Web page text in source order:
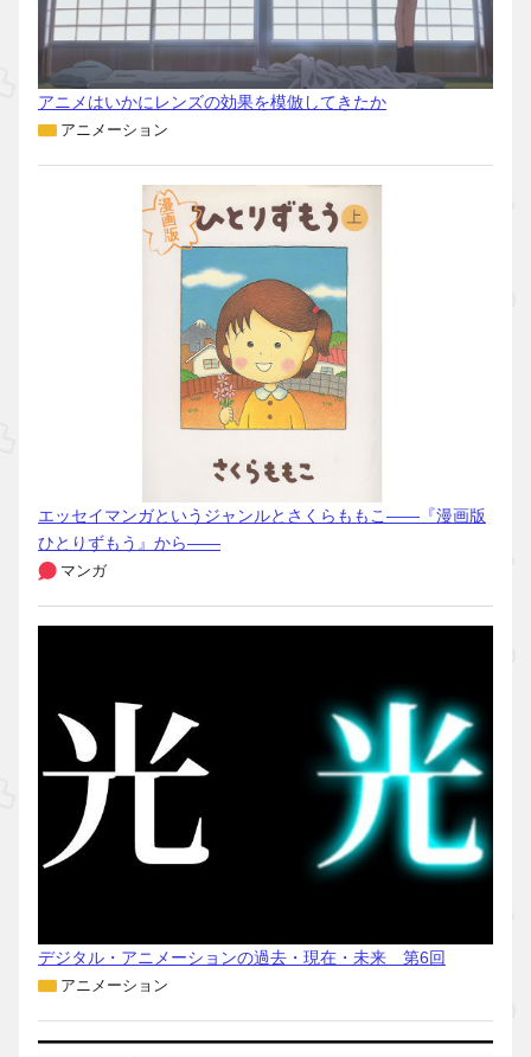
アニメはいかにレンズの効果を模倣してきたか
アニメーション
エッセイマンガというジャンルとさくらももこ――『漫画版
ひとりずもう』から――
マンガ
デジタル・アニメーションの過去・現在・未来 第6回
アニメーション